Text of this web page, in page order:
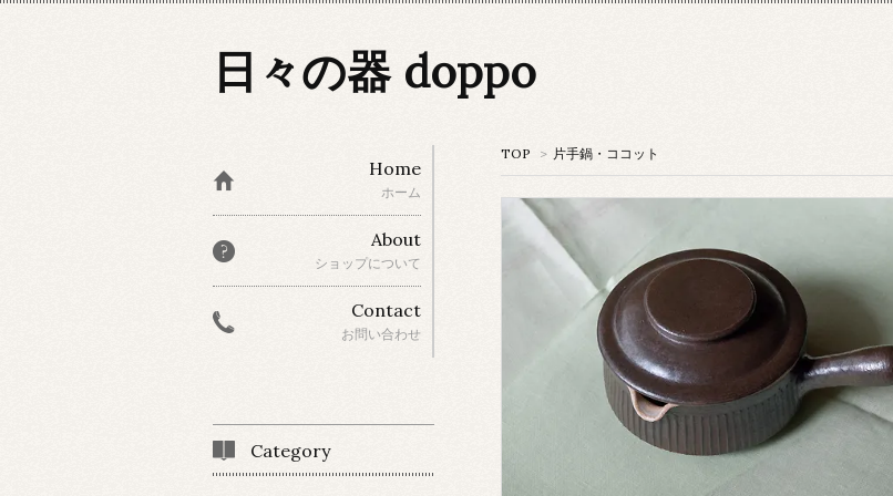
日々の器 doppo
TOP > 片手鍋・ココット
Home
ホーム
About
ショップについて
Contact
お問い合わせ
Category